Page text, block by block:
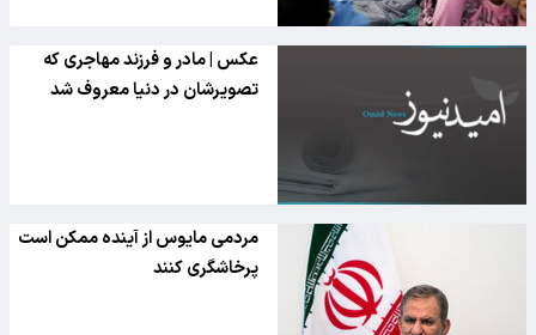
عکس | مادر و فرزند مهاجری که
تصویرشان در دنیا معروف شد
مردمی مایوس از آینده ممکن است
پرخاشگری کنند